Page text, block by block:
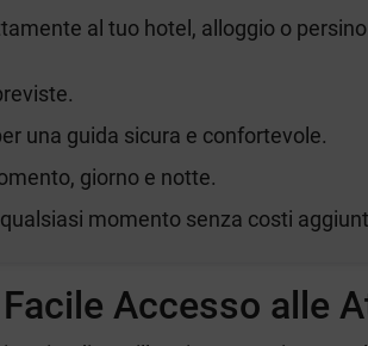
al tuo hotel, alloggio o
una guida sicura e confortevole.
giorno e notte.
momento senza costi
Accesso alle